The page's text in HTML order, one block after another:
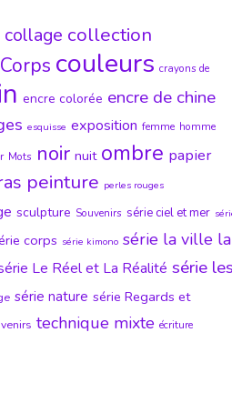
collage collection
Corps couleurs crayons de
encre colorée encre de chine
esquisse exposition femme homme
Mots noir nuit ombre papier
peinture perles rouges
sculpture Souvenirs série ciel et mer
corps série kimono série la ville la
Le Réel et La Réalité série
série nature série Regards et
technique mixte écriture